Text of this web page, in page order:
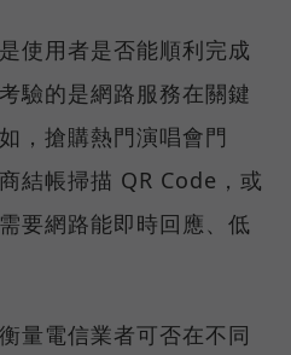
使用者是否能順利完成
驗的是網路服務在關鍵
，搶購熱門演唱會門
結帳掃描 QR Code，或
要網路能即時回應、低
量電信業者可否在不同